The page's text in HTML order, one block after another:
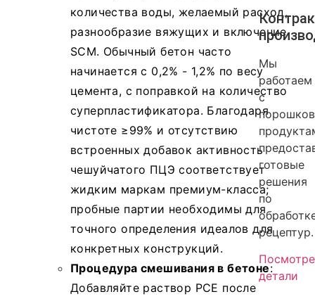
Мы
работаем
с
готовые
решения
по
рецептур.
детали
количества воды, желаемый расход,
разнообразие вяжущих и включение
SCM. Обычный бетон часто
начинается с 0,2% - 1,2% по весу
цемента, с поправкой на количество
суперпластификатора. Благодаря
чистоте ≥99% и отсутствию
встроенных добавок активность
чешуйчатого ПЦЭ соответствует
жидким маркам премиум-класса;
пробные партии необходимы для
точного определения идеалов для
конкретных конструкций.
Процедура смешивания в бетоне:
Добавляйте раствор PCE после